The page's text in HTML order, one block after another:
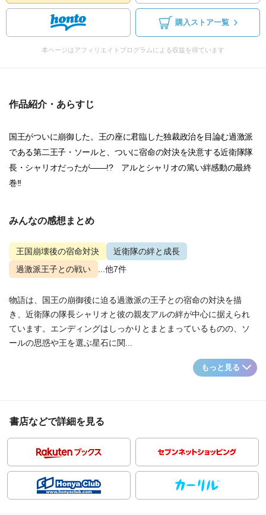
購入ストア一覧
本ページはアフィリエイトプログラムによる収益を得ています
作品紹介・あらすじ
国王がついに崩御した。王の座に君臨した独裁政治を目論む過激派
である第二王子・ソールと、ついに宿命の対決を決意する近衛隊隊
長・シャリオだったが――!? アルとシャリオの篤い絆感動の最終
巻!!
みんなの感想まとめ
王国崩壊後の宿命対決
近衛隊の絆と成長
過激派王子との戦い
...他7件
物語は、国王の崩御後に迫る過激派の王子との宿命の対決を描
き、近衛隊の隊長シャリオと彼の親友アルの絆が中心に据えられ
ています。エンディングはしっかりとまとまっているものの、ソ
ールの思惑や王を選ぶ星石に関...
もっと見る
書店などで詳細を見る